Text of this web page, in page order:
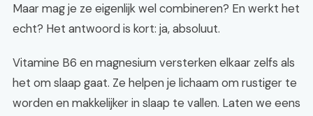
Maar mag je ze eigenlijk wel combineren? En werkt het
echt? Het antwoord is kort: ja, absoluut.
Vitamine B6 en magnesium versterken elkaar zelfs als
het om slaap gaat. Ze helpen je lichaam om rustiger te
worden en makkelijker in slaap te vallen. Laten we eens